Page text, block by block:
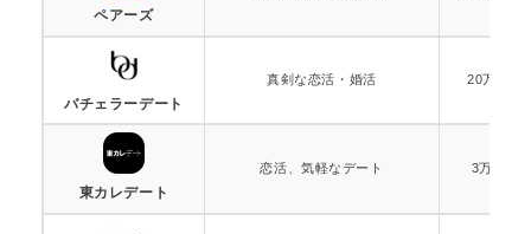
ペアーズ
バチェラーデート
真剣な恋活・婚活 20万人以
東カレデート
恋活、気軽なデート 3万人以